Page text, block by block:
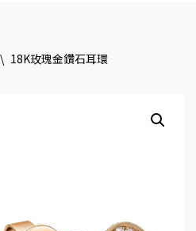
\ 18K玫瑰金鑽石耳環